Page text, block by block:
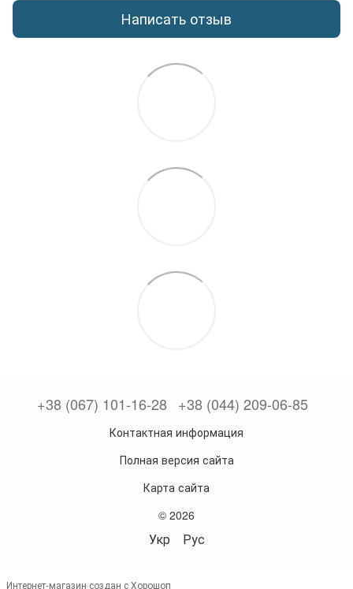
Написать отзыв
+38 (067) 101-16-28 +38 (044) 209-06-85
Контактная информация
Полная версия сайта
Карта сайта
© 2026
Укр Рус
Интернет-магазин создан с Хорошоп